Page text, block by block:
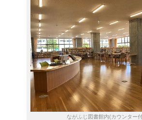
ながふじ図書館内(カウンター